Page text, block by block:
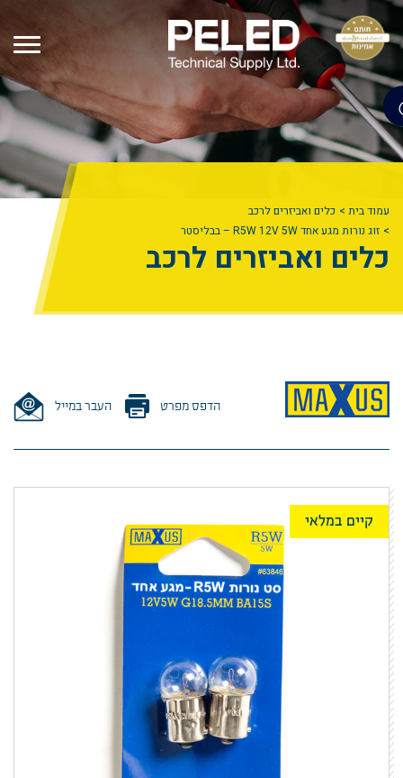
עמוד בית
כלים ואביזרים לרכב
זוג נורות מגע אחד R5W 12V 5W – בבליסטר
כלים ואביזרים לרכב
הדפס מפרט העבר במייל
קיים במלאי